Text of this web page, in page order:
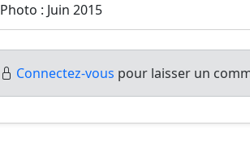
Photo : Juin 2015
Connectez-vous pour laisser un